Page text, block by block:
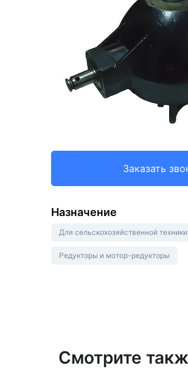
Заказать
Назначение
Для сельскохозяйственной
Редукторы и мотор-редукторы
Смотрите